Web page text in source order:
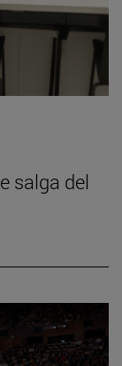
salga del